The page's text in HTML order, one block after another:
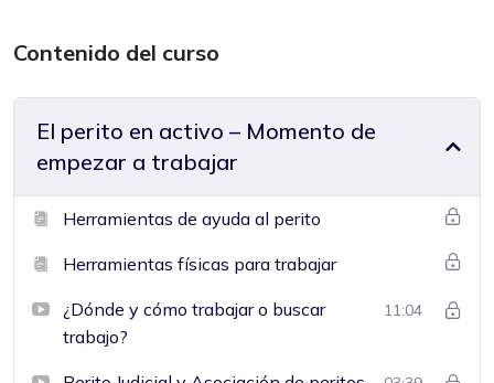
Contenido del curso
El perito en activo – Momento de
empezar a trabajar
Herramientas de ayuda al perito
Herramientas físicas para trabajar
¿Dónde y cómo trabajar o buscar
trabajo?
11:04